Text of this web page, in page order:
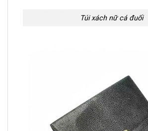
Túi xách nữ cá đuối